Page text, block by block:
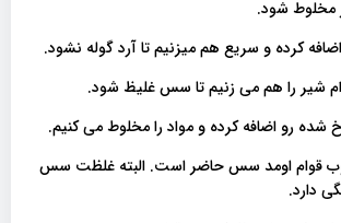
مخلوط شود.
کرده و سریع هم میزنیم تا آرد گوله نشود.
شیر را هم می زنیم تا سس غلیظ شود.
شده رو اضافه کرده و مواد را مخلوط می کنیم.
قوام اومد سس حاضر است. البته غلظت سس
دارد.